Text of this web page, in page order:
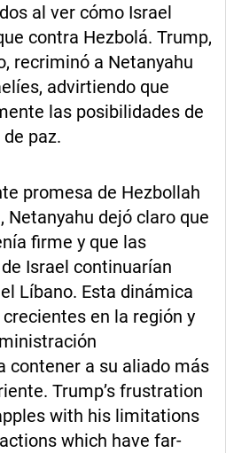
al ver cómo Israel
contra Hezbolá. Trump,
recriminó a Netanyahu
advirtiendo que
las posibilidades de
paz.
promesa de Hezbollah
Netanyahu dejó claro que
firme y que las
Israel continuarían
Líbano. Esta dinámica
en la región y
contener a su aliado más
Trump’s frustration
with his limitations
which have far-